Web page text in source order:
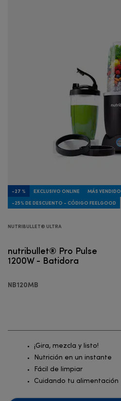
-27 % EXCLUSIVO ONLINE
MÁS VENDIDO
-25% DE DESCUENTO - CÓDIGO FEELGOOD
NUTRIBULLET® ULTRA
nutribullet® Pro Pulse
1200W - Batidora
NB120MB
¡Gira, mezcla y listo!
Nutrición en un instante
Fácil de limpiar
Cuidando tu alimentación